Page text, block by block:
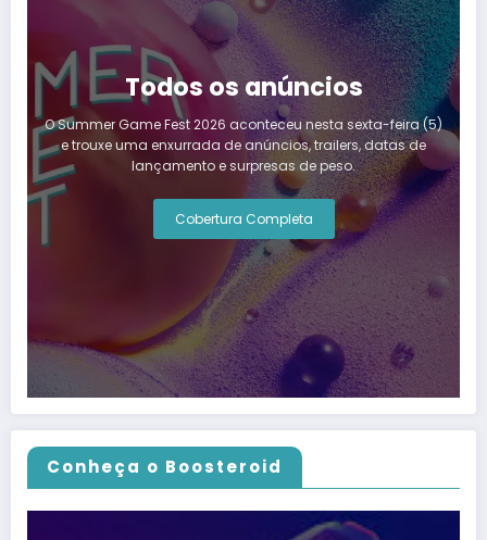
Todos os anúncios
O Summer Game Fest 2026 aconteceu nesta sexta-feira (5)
e trouxe uma enxurrada de anúncios, trailers, datas de
lançamento e surpresas de peso.
Cobertura Completa
Conheça o Boosteroid